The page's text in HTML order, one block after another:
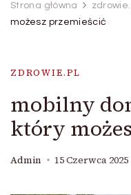
Strona główna
możesz przemieścić
ZDROWIE.PL
mobilny
który
Admin 15 Czerwca 2025